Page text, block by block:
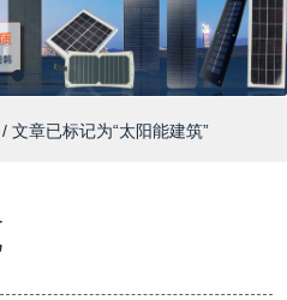
/ 文章已标记为“太阳能建筑”